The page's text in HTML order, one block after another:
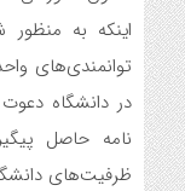
اینکه به
توانمندی‌های
در دانشگاه
نامه حاصل
ظرفیت‌های